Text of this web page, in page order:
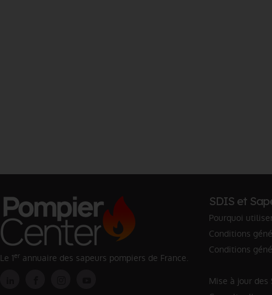
Le 1er annuaire des sapeurs pompiers de France.
SDIS et
Pourquoi
Conditions
Conditions
Mise à jour des